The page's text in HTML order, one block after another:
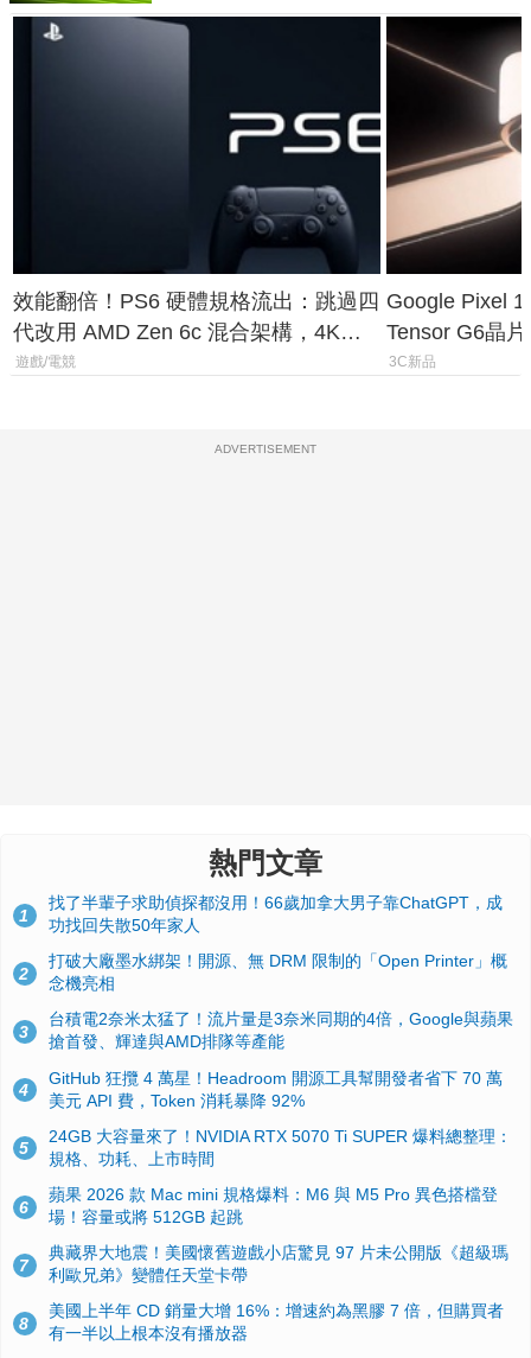
效能翻倍！PS6 硬體規格流出：跳過四
代改用 AMD Zen 6c 混合架構，4K
120fps 與全光追時代來臨
遊戲/電競
Google Pixel
Tensor G6晶
元
3C新品
ADVERTISEMENT
熱門文章
1
找了半輩子求助偵探都沒用！66歲加拿大男子靠ChatGPT，成
功找回失散50年家人
2
打破大廠墨水綁架！開源、無 DRM 限制的「Open Printer」概
念機亮相
3
台積電2奈米太猛了！流片量是3奈米同期的4倍，Google與蘋果
搶首發、輝達與AMD排隊等產能
4
GitHub 狂攬 4 萬星！Headroom 開源工具幫開發者省下 70 萬
美元 API 費，Token 消耗暴降 92%
5
24GB 大容量來了！NVIDIA RTX 5070 Ti SUPER 爆料總整理：
規格、功耗、上市時間
6
蘋果 2026 款 Mac mini 規格爆料：M6 與 M5 Pro 異色搭檔登
場！容量或將 512GB 起跳
7
典藏界大地震！美國懷舊遊戲小店驚見 97 片未公開版《超級瑪
利歐兄弟》變體任天堂卡帶
8
美國上半年 CD 銷量大增 16%：增速約為黑膠 7 倍，但購買者
有一半以上根本沒有播放器